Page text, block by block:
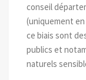
conseil
(uniquement
ce biais sont
publics et
naturels